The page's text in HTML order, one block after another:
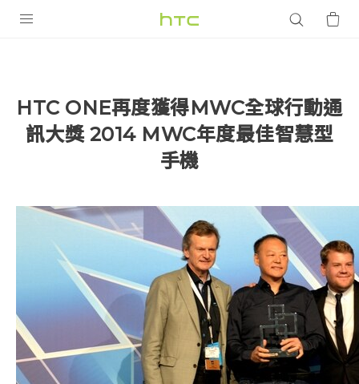
G REIGNS
智慧型手機
VIVERSE
優惠專區
焦點訊息
企業採購
支援服務
VIVELAND
HTC ONE再度獲得MWC全球行動通
訊大獎 2014 MWC年度最佳智慧型
手機